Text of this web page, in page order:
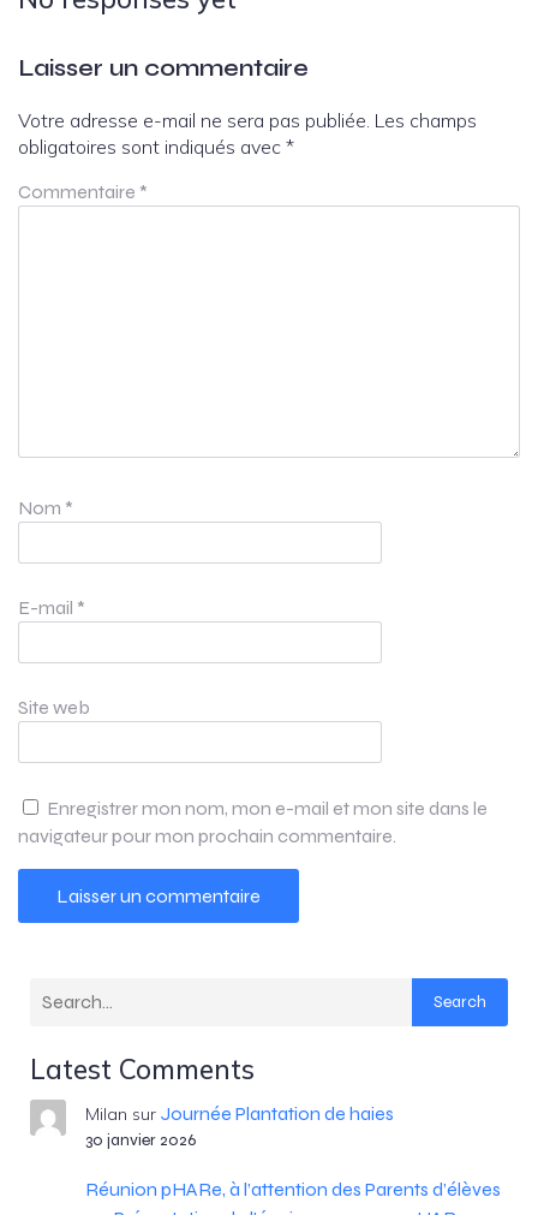
Laisser un commentaire
Votre adresse e-mail ne sera pas publiée. Les champs
obligatoires sont indiqués avec *
Commentaire *
Nom *
E-mail *
Site web
Enregistrer mon nom, mon e-mail et mon site dans le
navigateur pour mon prochain commentaire.
Search
Latest Comments
Milan sur Journée Plantation de haies
30 janvier 2026
Réunion pHARe, à l’attention des Parents d’élèves